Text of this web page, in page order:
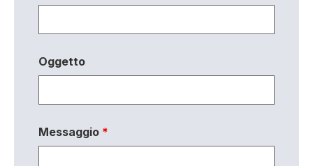
Oggetto
Messaggio *